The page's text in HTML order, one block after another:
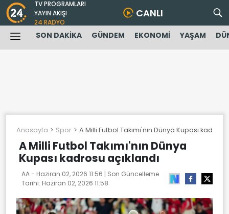
TV PROGRAMLARI
YAYIN AKIŞI
24 RADYO
CANLI
SON DAKİKA GÜNDEM EKONOMİ YAŞAM
Anasayfa Spor A Milli Futbol Takımı'nın Dünya Kupası kadrosu
A Milli Futbol Takımı'nın Dünya
Kupası kadrosu açıklandı
AA - Haziran 02, 2026 11:56 | Son Güncelleme
Tarihi: Haziran 02, 2026 11:58